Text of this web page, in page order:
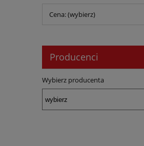
Cena: (wybierz)
Producenci
Wybierz producenta